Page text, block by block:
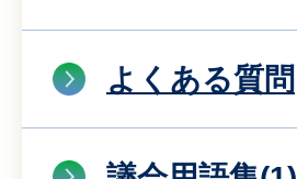
よくある質問